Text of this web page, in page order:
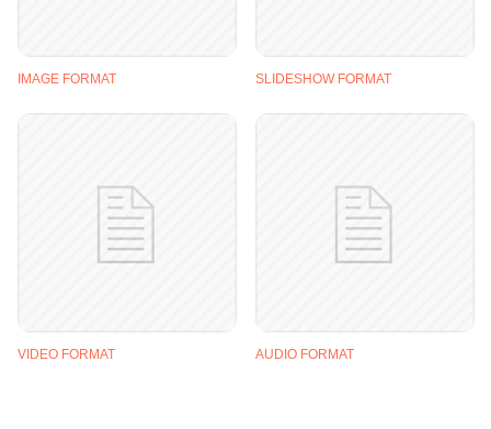
IMAGE FORMAT SLIDESHOW FORMAT
VIDEO FORMAT AUDIO FORMAT